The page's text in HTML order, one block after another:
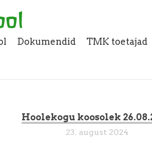
Dokumendid TMK toetajad
Hoolekogu koosolek
23. august 2024